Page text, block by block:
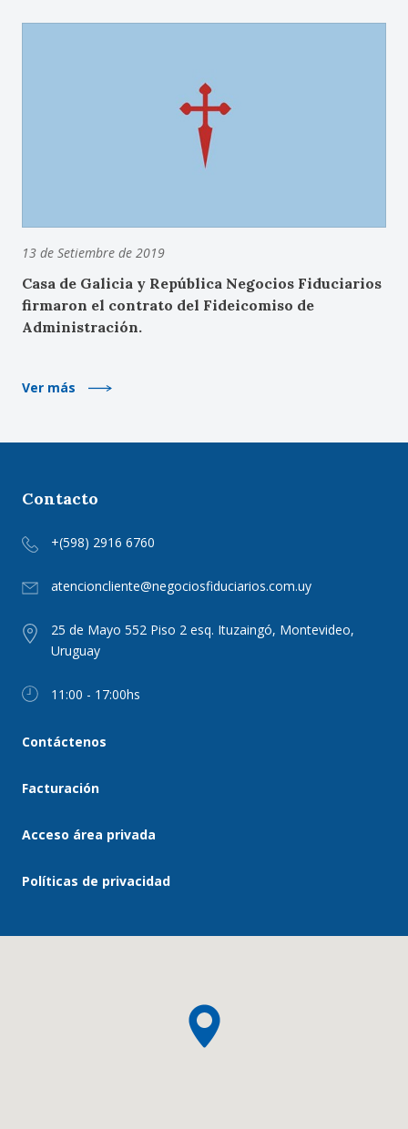
13 de Setiembre de 2019
Casa de Galicia y República Negocios Fiduciarios
firmaron el contrato del Fideicomiso de
Administración.
Ver más
Contacto
+(598) 2916 6760
atencioncliente@negociosfiduciarios.com.uy
25 de Mayo 552 Piso 2 esq. Ituzaingó, Montevideo,
Uruguay
11:00 - 17:00hs
Contáctenos
Facturación
Acceso área privada
Políticas de privacidad